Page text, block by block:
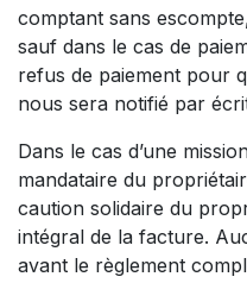
comptant sans
sauf dans le cas de
refus de paiement pour
nous sera notifié par
Dans le cas d’une
mandataire du
caution solidaire du
intégral de la facture.
avant le règlement